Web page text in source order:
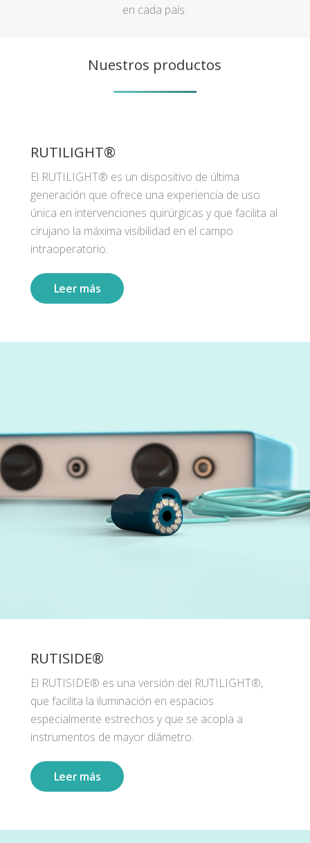
en cada país.
Nuestros productos
RUTILIGHT®
El RUTILIGHT® es un dispositivo de última
generación que ofrece una experiencia de uso
única en intervenciones quirúrgicas y que facilita al
cirujano la máxima visibilidad en el campo
intraoperatorio.
Leer más
RUTISIDE®
El RUTISIDE® es una versión del RUTILIGHT®,
que facilita la iluminación en espacios
especialmente estrechos y que se acopla a
instrumentos de mayor diámetro.
Leer más